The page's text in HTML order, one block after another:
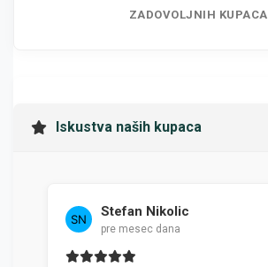
ZADOVOLJNIH KUPACA
Iskustva naših kupaca
Stefan Nikolic
pre mesec dana